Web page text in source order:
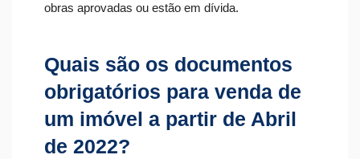
obras aprovadas ou estão em dívida.
Quais são os documentos
obrigatórios para venda de
um imóvel a partir de Abril
de 2022?